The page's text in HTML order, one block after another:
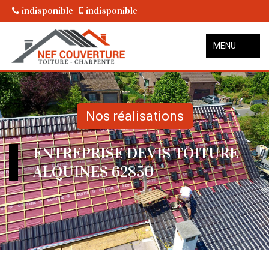
indisponible indisponible
MENU
Nos réalisations
ENTREPRISE DEVIS TOITURE
ALQUINES 62850